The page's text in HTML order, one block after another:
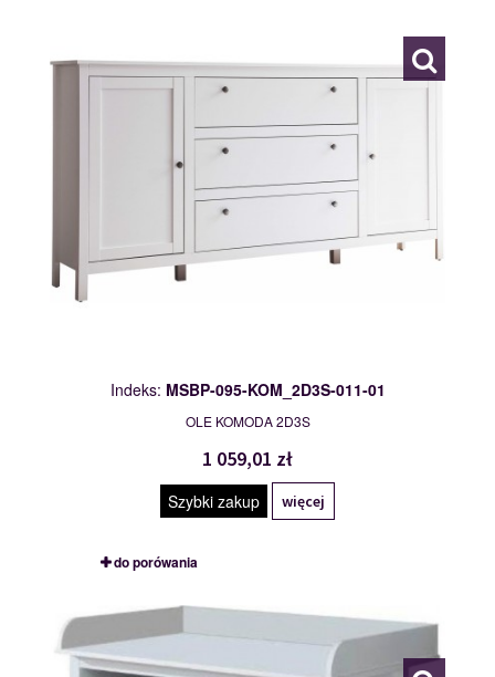
Indeks: MSBP-095-KOM_2D3S-011-01
OLE KOMODA 2D3S
1 059,01 zł
Szybki zakup więcej
do porówania
MSBP-095-KOM_PRZ_2S-011-01